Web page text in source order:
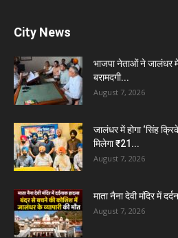
City News
भाजपा नेताओं ने जालंधर
बरामदगी...
August 7, 2026
जालंधर में होगा ‘सिंह
मिलेगा ₹21...
August 7, 2026
माता नैना देवी मंदिर में
August 7, 2026